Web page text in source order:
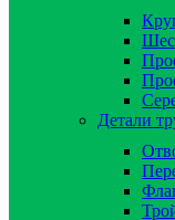
Детали